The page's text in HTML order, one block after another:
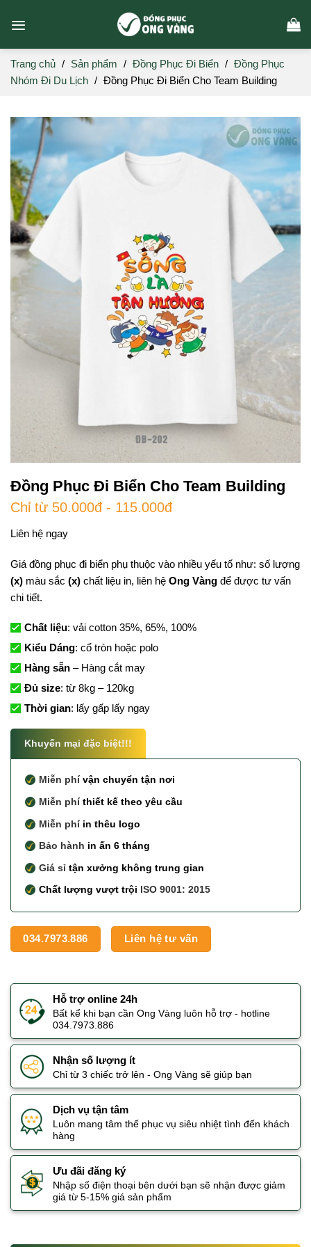
Trang chủ / Sản phẩm / Đồng Phục Đi Biển / Đồng Phục
Nhóm Đi Du Lịch / Đồng Phục Đi Biển Cho Team Building
Đồng Phục Đi Biển Cho Team Building
Chỉ từ 50.000đ - 115.000đ
Liên hệ ngay
Giá đồng phục đi biển phụ thuộc vào nhiều yếu tố như: số lượng
(x)màu sắc (x) chất liệu in, liên hệ Ong Vàngđể được tư vấn
chi tiết.
Chất liệu: vải cotton 35%, 65%, 100%
Kiểu Dáng: cổ tròn hoặc polo
Hàng sẵn– Hàng cắt may
Đủ size: từ 8kg – 120kg
Thời gian: lấy gấp lấy ngay
Khuyến mại đặc biệt!!!
Miễn phívận chuyển tận nơi
Miễn phíthiết kế theo yêu cầu
Miễn phíin thêu logo
Bảo hành in ấn 6 tháng
Giá sỉtận xưởng không trung gian
Chất lượng vượt trội ISO 9001: 2015
034.7973.886 Liên hệ tư vấn
Hỗ trợ online 24h
Bất kể khi bạn cần Ong Vàng luôn hỗ trợ - hotline
034.7973.886
Nhận số lượng ít
Chỉ từ 3 chiếc trở lên - Ong Vàng sẽ giúp bạn
Dịch vụ tận tâm
Luôn mang tâm thế phục vụ siêu nhiệt tình đến khách
hàng
Ưu đãi đăng ký
Nhập số điện thoại bên dưới bạn sẽ nhận được giảm
giá từ 5-15% giá sản phẩm